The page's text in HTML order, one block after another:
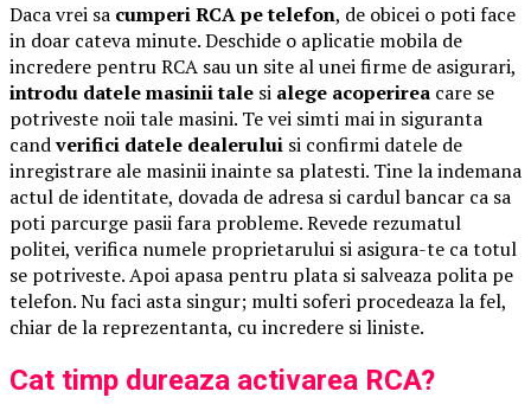
Daca vrei sa cumperi RCA pe telefon, de obicei o poti face
in doar cateva minute. Deschide o aplicatie mobila de
incredere pentru RCA sau un site al unei firme de asigurari,
introdu datele masinii tale si alege acoperirea care se
potriveste noii tale masini. Te vei simti mai in siguranta
candverifici datele dealerului si confirmi datele de
inregistrare ale masinii inainte sa platesti. Tine la indemana
actul de identitate, dovada de adresa si cardul bancar ca sa
poti parcurge pasii fara probleme. Revede rezumatul
politei, verifica numele proprietarului si asigura-te ca totul
se potriveste. Apoi apasa pentru plata si salveaza polita pe
telefon. Nu faci asta singur; multi soferi procedeaza la fel,
chiar de la reprezentanta, cu incredere si liniste.
Cat timp dureaza activarea RCA?